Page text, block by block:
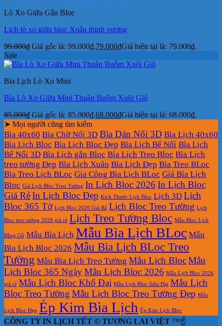
Lò Xo Giữa Gắn Bloc
Lịch lò xo giữa bloc Xuân thịnh vượng
99.000₫ Giá gốc là: 99.000₫.79.000₫Giá hiện tại là: 79.000₫.
Sale
Bìa Lịch Lò Xo Mini
Bìa Lò Xo Giữa Mini Thuận Buồm Xuôi Gió
85.000₫ Giá gốc là: 85.000₫.68.000₫Giá hiện tại là: 68.000₫.
➤ Mọi người cũng tìm kiếm
Bìa 40x60 Bìa Chữ Nổi 3D Bìa Dán Nổi 3D Bìa Lịch 40x60
Bìa Lịch Bloc Bìa Lịch Bloc Đẹp Bìa Lịch Bế Nổi Bìa Lịch
Bế Nổi 3D Bìa Lịch gắn Bloc Bìa Lịch Treo Bloc Bìa Lịch
treo tường Đẹp Bìa Lịch Xuân Bìa Lịch Đẹp Bìa Treo BLoc
Bìa Treo Lịch BLoc Gia Công Bìa Lịch BLoc Giá Bìa Lịch
Bloc Giá Lịch Bloc Treo Tường In Lịch Bloc 2026 In Lịch Bloc
Giá RẻIn Lịch Bloc Đẹp Kích Thước Lịch Bloc Lịch 3D Lịch
Bloc 365 Tờ Lịch Bloc 2026 Giá Rẻ Lịch Bloc Treo Tường Lịch
Bloc treo tường 2026 giá rẻ Lịch Treo Tường Bloc Mẫu Bloc Lịch
Bằng Gỗ Mẫu Bìa Lịch Mẫu Bìa Lịch BLoc Mẫu
Bìa Lịch Bloc 2026 Mẫu Bìa Lịch BLoc Treo
Tường Mẫu Bìa Lịch Treo Tường Mẫu Lịch BlocMẫu
Lịch Bloc 365 NgàyMẫu Lịch Bloc 2026 Mẫu Lịch Bloc 2026
giá rẻ Mẫu Lịch Bloc Khổ Đại Mẫu Lịch Bloc Siêu Đại Mẫu Lịch
Bloc Treo Tường Mẫu Lịch Bloc Treo Tường Đẹp Mẫu
Lịch Bloc Đẹp Ép Kim Bìa Lịch Ép Kim Lịch Bloc
CÔNG TY IN LỊCH TẾT © TƯƠNG LAI VIỆT ™☝️